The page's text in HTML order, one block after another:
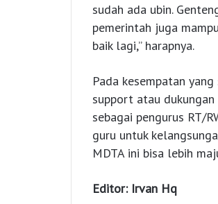
sudah ada ubin.
pemerintah juga
baik lagi,” harapnya.
Pada kesempatan
support atau
sebagai pengurus RT/
guru untuk
MDTA ini bisa lebih
Editor: Irvan Hq